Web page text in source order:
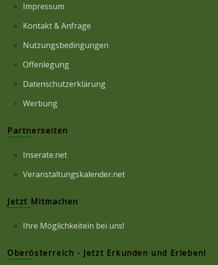
Impressum
Kontakt & Anfrage
Nutzungsbedingungen
Offenlegung
Datenschutzerklärung
Werbung
Partnerseiten
Inserate.net
Veranstaltungskalender.net
Jetzt Mitmachen
Ihre Möglichkeitein bei uns!
Oberösterreich - Jetzt Erkunden und Erleben!